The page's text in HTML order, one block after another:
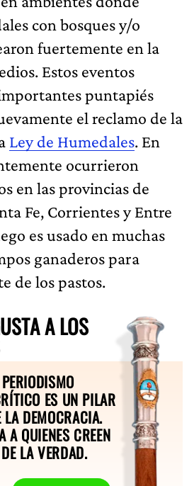
con bosques y/o
fuertemente en la
Estos eventos
puntapiés
el reclamo de la
Ley de Humedales. En
ocurrieron
en las provincias de
Fe, Corrientes y Entre
es usado en muchas
ganaderos para
de los pastos.
A LOS
ES UN PILAR
LA DEMOCRACIA.
A QUIENES CREEN
LA VERDAD.